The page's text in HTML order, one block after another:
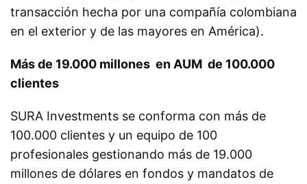
transacción hecha por una compañía colombiana
en el exterior y de las mayores en América).
Más de 19.000 millones en AUM de 100.000
clientes
SURA Investments se conforma con más de
100.000 clientes y un equipo de 100
profesionales gestionando más de 19.000
millones de dólares en fondos y mandatos de